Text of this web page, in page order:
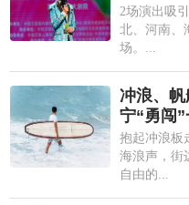
2场演出吸
北、河南、
场。...
冲浪、
宁“勇闯
抱起冲浪板
海浪声，街
自由的...